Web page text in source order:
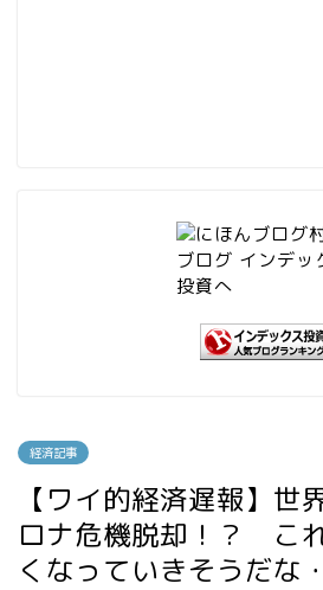
経済記事
【ワイ的経済遅報】世
ロナ危機脱却！？ こ
くなっていきそうだな